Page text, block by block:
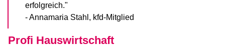
erfolgreich."
- Annamaria Stahl, kfd-Mitglied
Profi Hauswirtschaft